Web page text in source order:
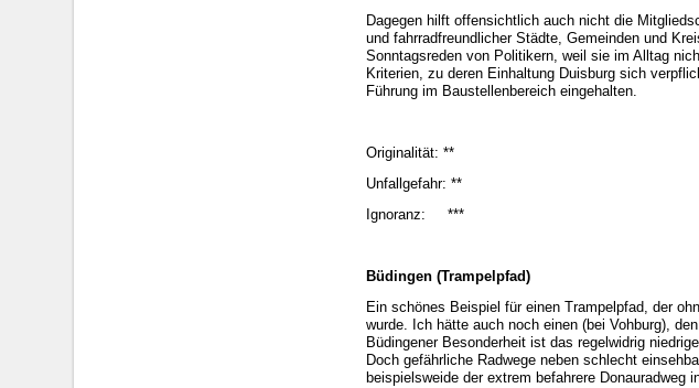
Dagegen hilft offensichtlich auch nicht die
und fahrradfreundlicher Städte, Gemeinden und
Sonntagsreden von Politikern, weil sie im Alltag
Kriterien, zu deren Einhaltung Duisburg sich
Führung im Baustellenbereich eingehalten.
Originalität: **
Unfallgefahr: **
Ignoranz: ***
Büdingen (Trampelpfad)
Ein schönes Beispiel für einen Trampelpfad, der
wurde. Ich hätte auch noch einen (bei Vohburg),
Büdingener Besonderheit ist das regelwidrig
Doch gefährliche Radwege neben schlecht
beispielsweide der extrem befahrere Donauradweg